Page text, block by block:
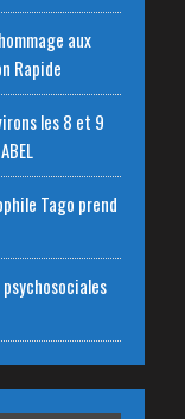
aux
Rapide
les 8 et 9
Tago prend